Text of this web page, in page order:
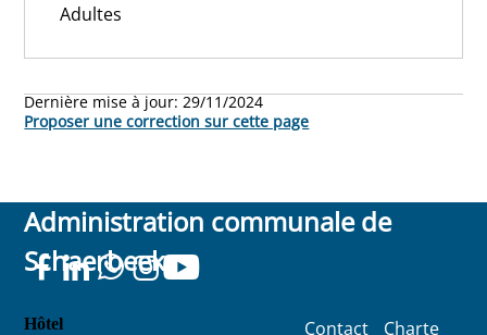
Adultes
Dernière mise à jour:29/11/2024
Proposer une correction sur cette page
Administration communale de
Schaerbeek
Hôtel
Contact Charte